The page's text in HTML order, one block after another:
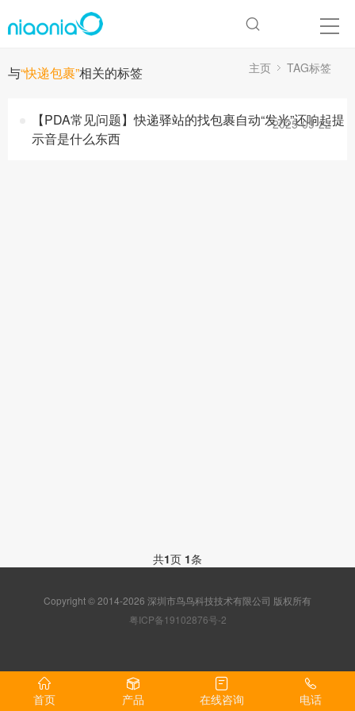
与“快递包裹”相关的标签 主页 TAG标签
【PDA常见问题】快递驿站的找包裹自动“发光”还响起提
示音是什么东西
2025-09-22
共1页 1条
Copyright © 2014-2026 深圳市鸟鸟科技技术有限公司 版权所有
粤ICP备19102876号-2
首页 产品 在线咨询 电话